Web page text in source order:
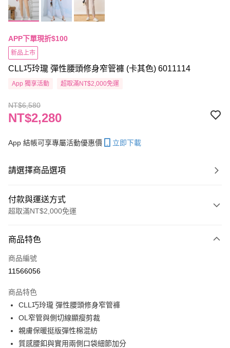
APP下單現折$100
新品上市
CLL巧玲瓏 彈性腰頭修身窄管褲 (卡其色) 6011114
App 獨享活動 超取滿NT$2,000免運
NT$6,580
NT$2,280
App 結帳可享專屬活動優惠價 立即下載
請選擇商品選項
付款與運送方式
超取滿NT$2,000免運
信用卡一次付款
信用卡分期付款
合作金庫商業銀行
華南商業銀行
上海商業儲蓄銀行
國泰世華商業銀行
臺灣中小企業銀行
台中商業銀行
超商取貨付款
LINE Pay
Apple Pay
商品特色
商品編號
11566056
商品特色
CLL巧玲瓏 彈性腰頭修身窄管褲
OL窄管與側切線顯瘦剪裁
親膚保暖挺版彈性棉混紡
質感腰釦與實用兩側口袋細節加分